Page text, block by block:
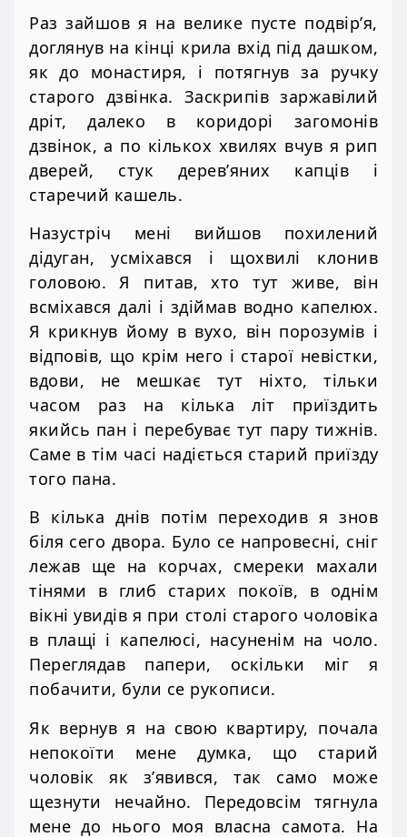
Раз зайшов я на велике пусте подвір’я,
доглянув на кінці крила вхід під дашком,
як до монастиря, і потягнув за ручку
старого дзвінка. Заскрипів заржавілий
дріт, далеко в коридорі загомонів
дзвінок, а по кількох хвилях вчув я рип
дверей, стук дерев’яних капців і
старечий кашель.
Назустріч мені вийшов похилений
дідуган, усміхався і щохвилі клонив
головою. Я питав, хто тут живе, він
всміхався далі і здіймав водно капелюх.
Я крикнув йому в вухо, він порозумів і
відповів, що крім него і старої невістки,
вдови, не мешкає тут ніхто, тільки
часом раз на кілька літ приїздить
якийсь пан і перебуває тут пару тижнів.
Саме в тім часі надіється старий приїзду
того пана.
В кілька днів потім переходив я знов
біля сего двора. Було се напровесні, сніг
лежав ще на корчах, смереки махали
тінями в глиб старих покоїв, в однім
вікні увидів я при столі старого чоловіка
в плащі і капелюсі, насуненім на чоло.
Переглядав папери, оскільки міг я
побачити, були се рукописи.
Як вернув я на свою квартиру, почала
непокоїти мене думка, що старий
чоловік як з’явився, так само може
щезнути нечайно. Передовсім тягнула
мене до нього моя власна самота. На